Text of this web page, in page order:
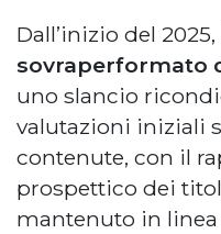
Dall’inizio del 2025,
sovraperformato
uno slancio
valutazioni iniziali
contenute, con il
prospettico dei
mantenuto in